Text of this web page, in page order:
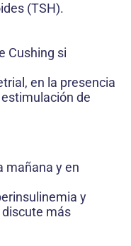
(TSH).
Cushing si
en la presencia
de
mañana y en
y
más